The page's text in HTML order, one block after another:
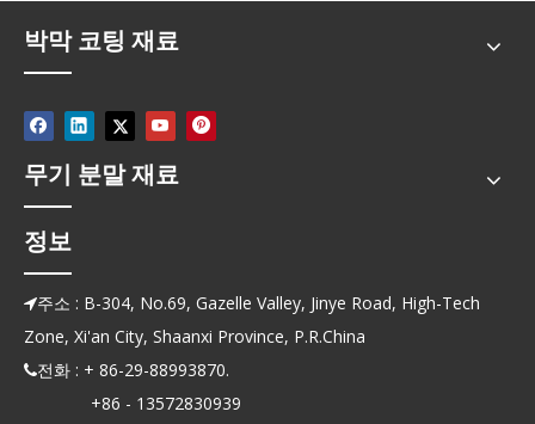
박막 코팅 재료
무기 분말 재료
정보
주소 : B-304, No.69, Gazelle Valley, Jinye Road, High-Tech
Zone, Xi'an City, Shaanxi Province, P.R.China
전화 : + 86-29-88993870.
+86 - 13572830939